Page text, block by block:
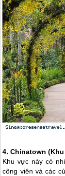
4. Chinatown
Khu vực này có
công viên và các